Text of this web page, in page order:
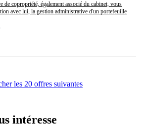
de copropriété, également associé du cabinet, vous
avec lui, la gestion administrative d'un portefeuille
les 20 offres suivantes
intéresse